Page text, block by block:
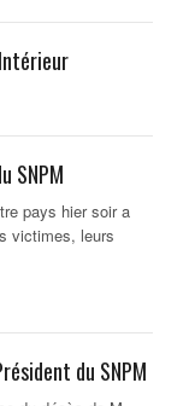
SNPM
pays hier soir a
victimes, leurs
du SNPM